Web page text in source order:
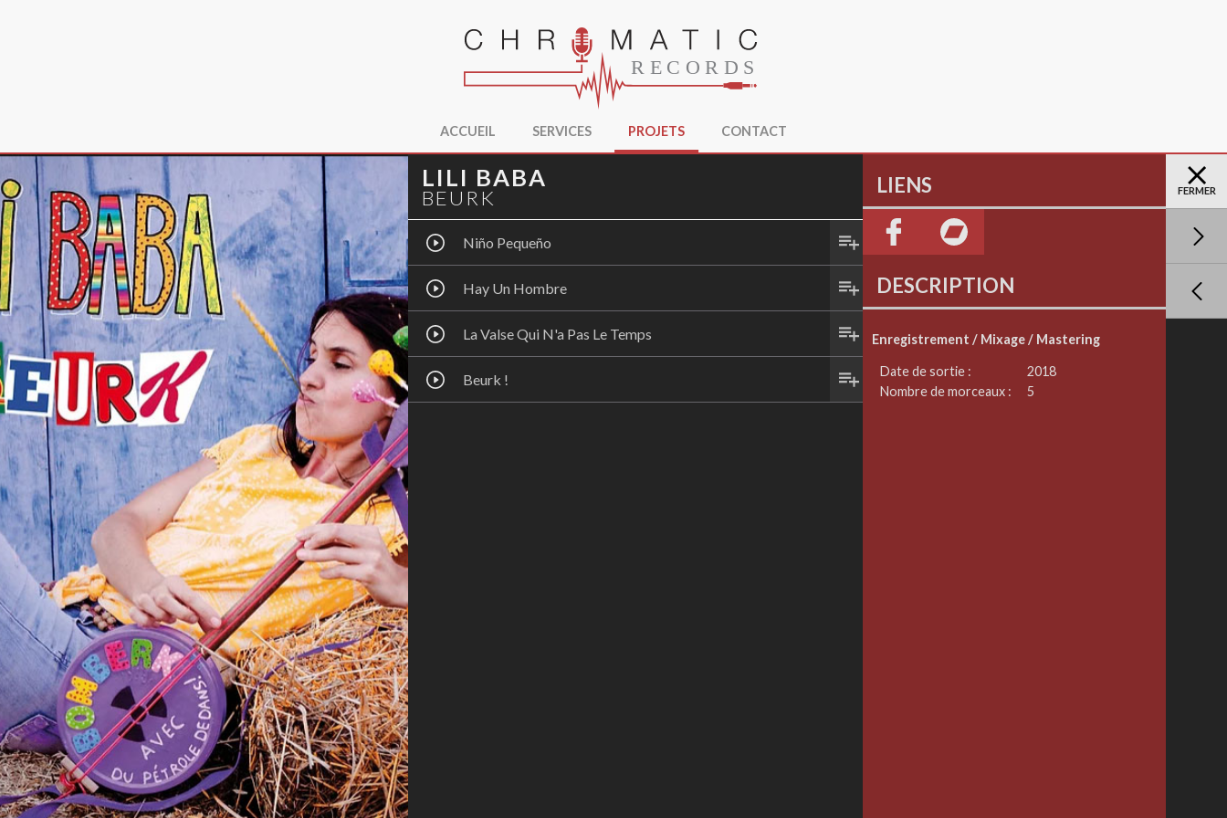
ACCUEIL SERVICES PROJETS CONTACT
LILI BABA
BEURK
Niño Pequeño
Hay Un Hombre
La Valse Qui N'a Pas Le Temps
Beurk !
LIENS
DESCRIPTION
Enregistrement / Mixage / Mastering
Date de sortie :
2018
Nombre de morceaux :
5
FERMER